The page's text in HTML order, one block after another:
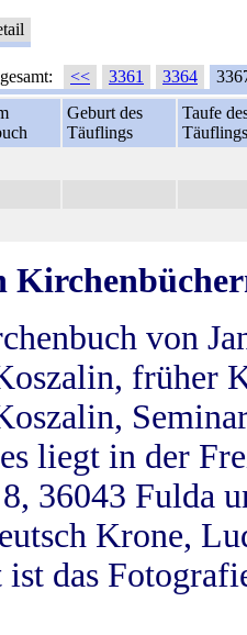
<< 3361 3364
Geburt des
Täuflings
Taufe
Täuflings
von
früher
liegt in der
36043 Fulda
Krone,
das